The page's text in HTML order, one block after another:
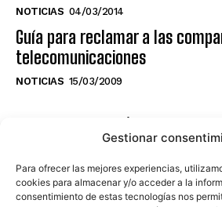
Gestionar
Para ofrecer las mejores experiencias,
cookies para almacenar y/o acceder a la
consentimiento de estas tecnologías nos
NOTICIAS 04/03/2014
Guía para reclamar a las
telecomunicaciones
NOTICIAS 15/03/2009
NO TE PIERDAS LO ÚLTIMO DEL CANAL